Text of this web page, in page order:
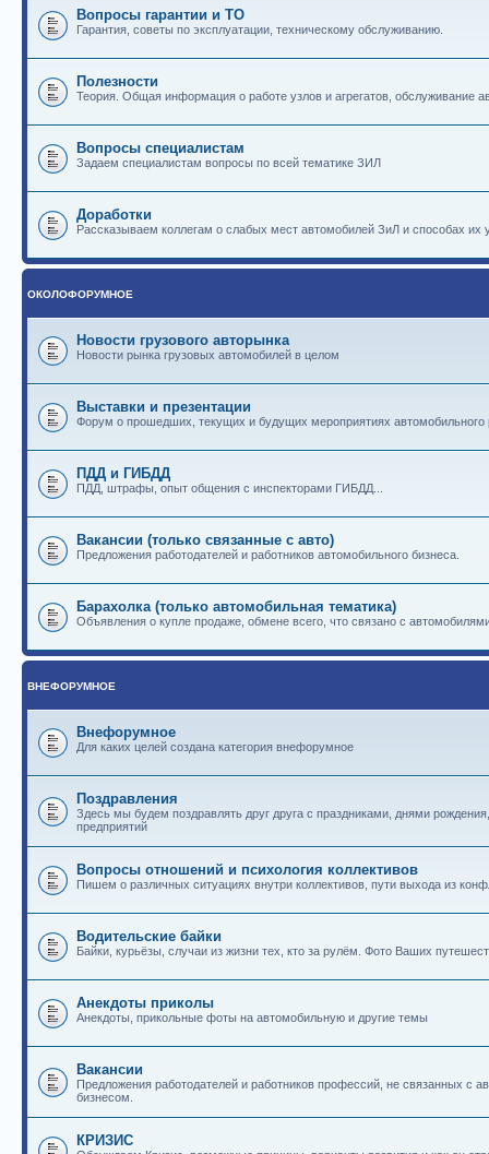
Вопросы гарантии и ТО
Гарантия, советы по эксплуатации, техническому обслуживанию.
Полезности
Теория. Общая информация о работе узлов и агрегатов, обслуживание
Вопросы специалистам
Задаем специалистам вопросы по всей тематике ЗИЛ
Доработки
Рассказываем коллегам о слабых мест автомобилей ЗиЛ и способах их
ОКОЛОФОРУМНОЕ
Новости грузового авторынка
Новости рынка грузовых автомобилей в целом
Выставки и презентации
Форум о прошедших, текущих и будущих мероприятиях автомобильного
ПДД и ГИБДД
ПДД, штрафы, опыт общения с инспекторами ГИБДД...
Вакансии (только связанные с авто)
Предложения работодателей и работников автомобильного бизнеса.
Барахолка (только автомобильная тематика)
Объявления о купле продаже, обмене всего, что связано с
ВНЕФОРУМНОЕ
Внефорумное
Для каких целей создана категория внефорумное
Поздравления
Здесь мы будем поздравлять друг друга с праздниками, днями
предприятий
Вопросы отношений и психология коллективов
Пишем о различных ситуациях внутри коллективов, пути выхода из
Водительские байки
Байки, курьёзы, случаи из жизни тех, кто за рулём. Фото Ваших
Анекдоты приколы
Анекдоты, прикольные фоты на автомобильную и другие темы
Вакансии
Предложения работодателей и работников профессий, не связанных с
бизнесом.
КРИЗИС